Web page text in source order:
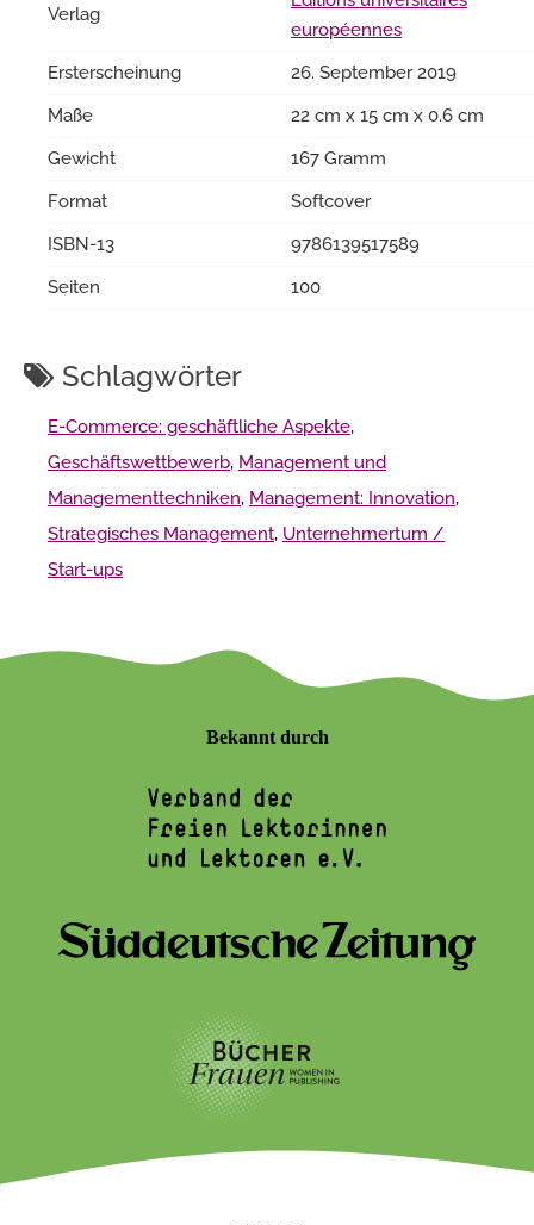
Verlag
européennes
Ersterscheinung
26. September 2019
Maße
22 cm x 15 cm x 0.6 cm
Gewicht
167 Gramm
Format
Softcover
ISBN-13
9786139517589
Seiten
100
Schlagwörter
E-Commerce: geschäftliche Aspekte,
Geschäftswettbewerb, Management und
Managementtechniken, Management: Innovation,
Strategisches Management, Unternehmertum /
Start-ups
Bekannt durch